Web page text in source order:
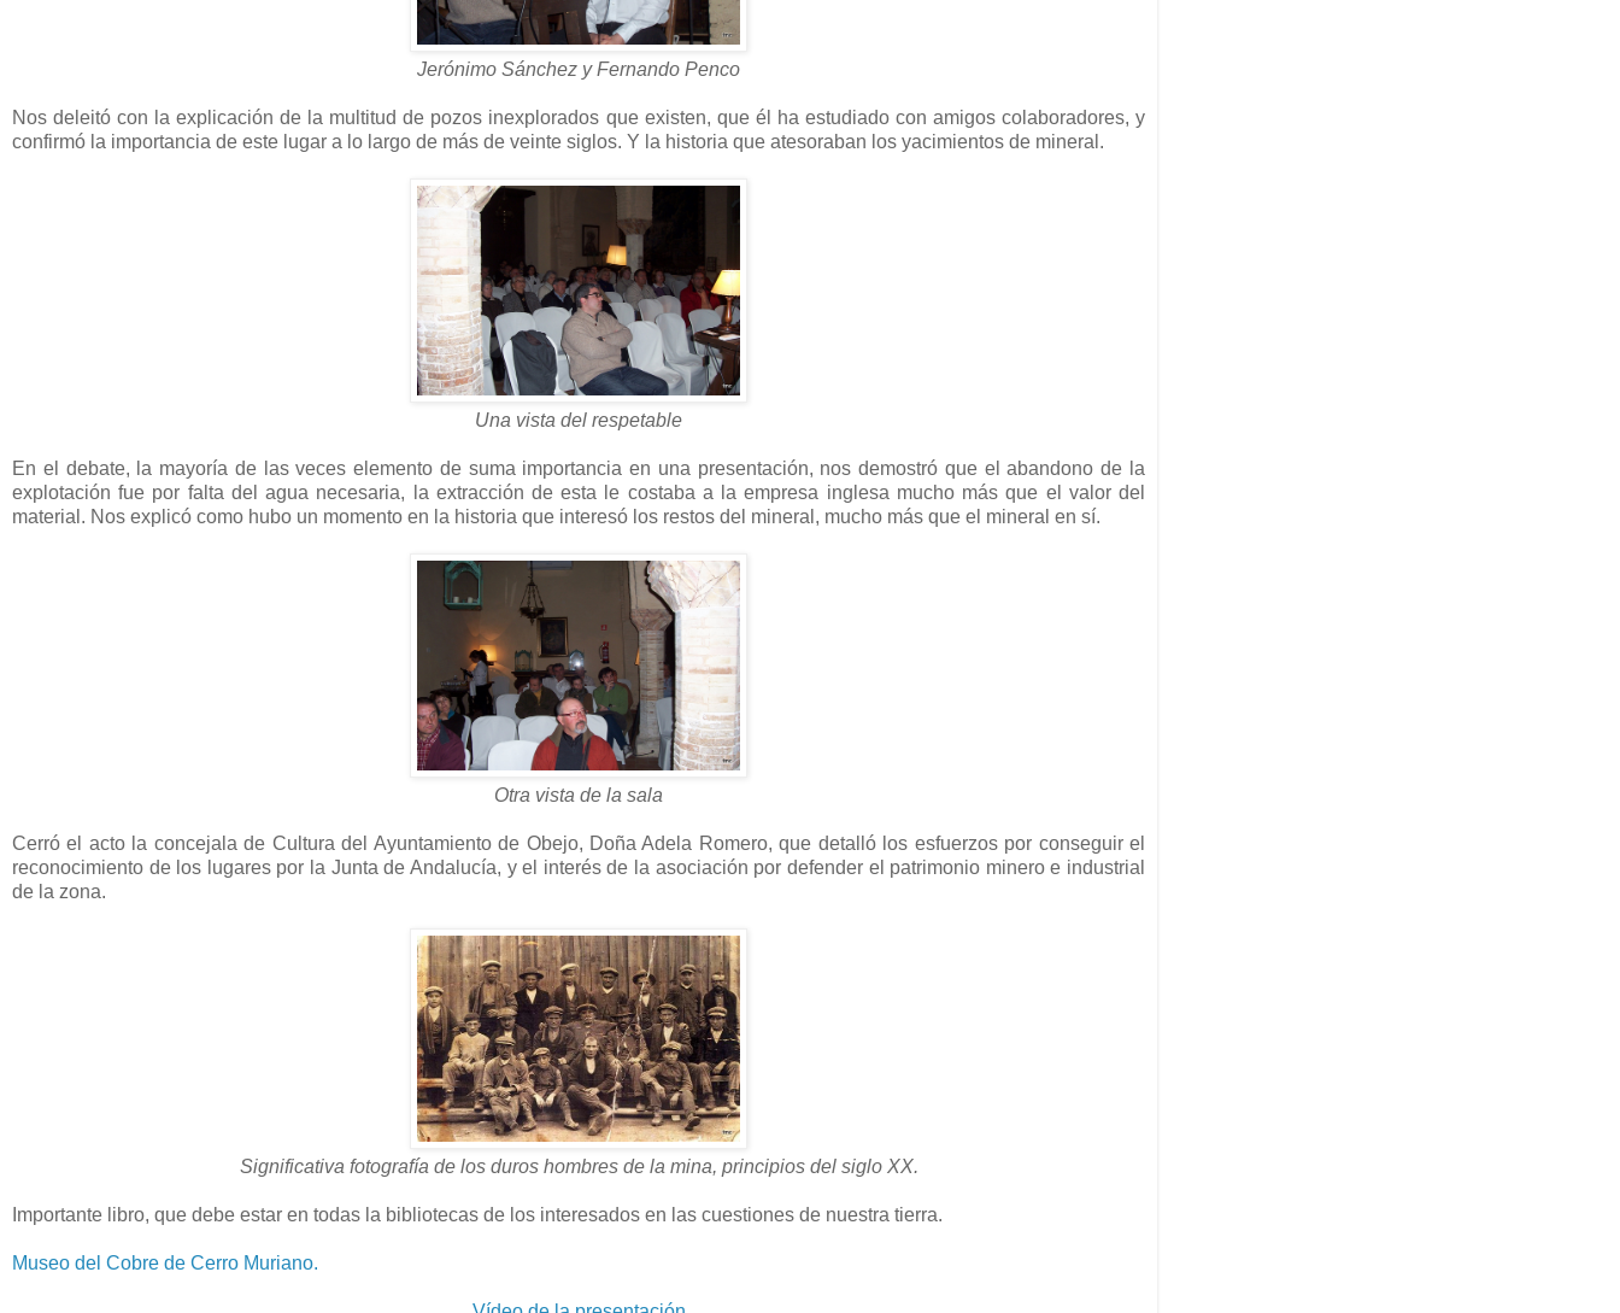
Jerónimo Sánchez y Fernando Penco
Nos deleitó con la explicación de la multitud de pozos inexplorados que existen, que él ha estudiado con amigos colaboradores, y
confirmó la importancia de este lugar a lo largo de más de veinte siglos. Y la historia que atesoraban los yacimientos de mineral.
Una vista del respetable
En el debate, la mayoría de las veces elemento de suma importancia en una presentación, nos demostró que el abandono de la
explotación fue por falta del agua necesaria, la extracción de esta le costaba a la empresa inglesa mucho más que el valor del
material. Nos explicó como hubo un momento en la historia que interesó los restos del mineral, mucho más que el mineral en sí.
Otra vista de la sala
Cerró el acto la concejala de Cultura del Ayuntamiento de Obejo, Doña Adela Romero, que detalló los esfuerzos por conseguir el
reconocimiento de los lugares por la Junta de Andalucía, y el interés de la asociación por defender el patrimonio minero e industrial
de la zona.
Significativa fotografía de los duros hombres de la mina, principios del siglo XX.
Importante libro, que debe estar en todas la bibliotecas de los interesados en las cuestiones de nuestra tierra.
Museo del Cobre de Cerro Muriano.